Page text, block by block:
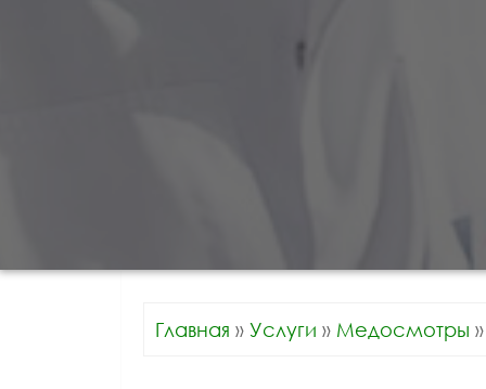
Главная » Услуги » Медосмотры »